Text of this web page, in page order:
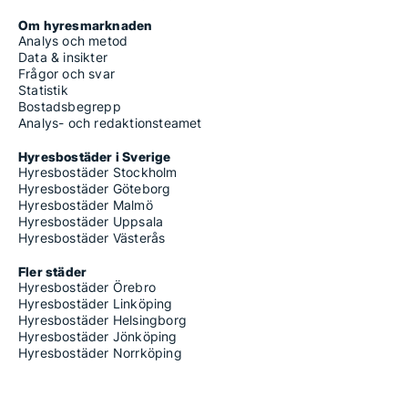
Om hyresmarknaden
Analys och metod
Data & insikter
Frågor och svar
Statistik
Bostadsbegrepp
Analys- och redaktionsteamet
Hyresbostäder i Sverige
Hyresbostäder Stockholm
Hyresbostäder Göteborg
Hyresbostäder Malmö
Hyresbostäder Uppsala
Hyresbostäder Västerås
Fler städer
Hyresbostäder Örebro
Hyresbostäder Linköping
Hyresbostäder Helsingborg
Hyresbostäder Jönköping
Hyresbostäder Norrköping